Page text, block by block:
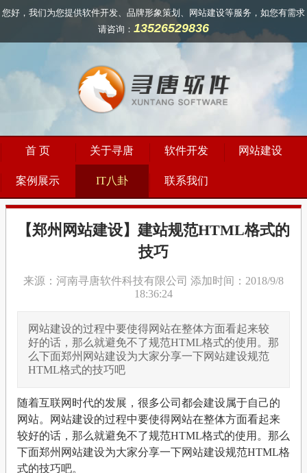
您好，我们为您提供软件开发、品牌形象策划、网站建设等服务，如您有需求
请咨询： 13526529836
首 页 关于寻唐 软件开发 网站建设
案例展示 IT八卦 联系我们
【郑州网站建设】建站规范HTML格式的
技巧
来源：河南寻唐软件科技有限公司 添加时间：2018/9/8
18:36:24
网站建设的过程中要使得网站在整体方面看起来较
好的话，那么就避免不了规范HTML格式的使用。那
么下面郑州网站建设为大家分享一下网站建设规范
HTML格式的技巧吧
随着互联网时代的发展，很多公司都会建设属于自己的
网站。网站建设的过程中要使得网站在整体方面看起来
较好的话，那么就避免不了规范HTML格式的使用。那么
下面郑州网站建设为大家分享一下网站建设规范HTML格
式的技巧吧。